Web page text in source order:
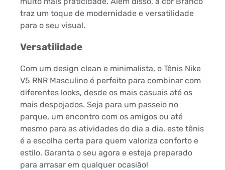
traz um toque de modernidade e versatilidade
para o seu visual.
Versatilidade
Com um design clean e minimalista, o Tênis Nike
V5 RNR Masculino é perfeito para combinar com
diferentes looks, desde os mais casuais até os
mais despojados. Seja para um passeio no
parque, um encontro com os amigos ou até
mesmo para as atividades do dia a dia, este tênis
é a escolha certa para quem valoriza conforto e
estilo. Garanta o seu agora e esteja preparado
para arrasar em qualquer ocasião!